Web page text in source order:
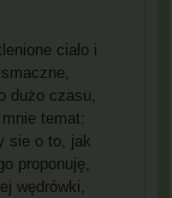
ciało i
dużo czasu,
temat:
sie o to, jak
proponuję,
wędrówki,